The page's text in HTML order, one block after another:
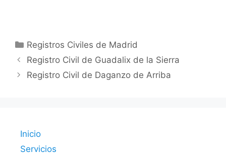
Categorías
Registros Civiles de Madrid
Registro Civil de Guadalix de la Sierra
Registro Civil de Daganzo de Arriba
Inicio
Servicios